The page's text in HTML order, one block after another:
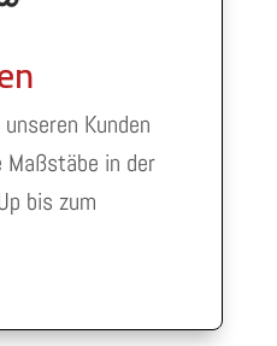
Kunden
in der
bis zum